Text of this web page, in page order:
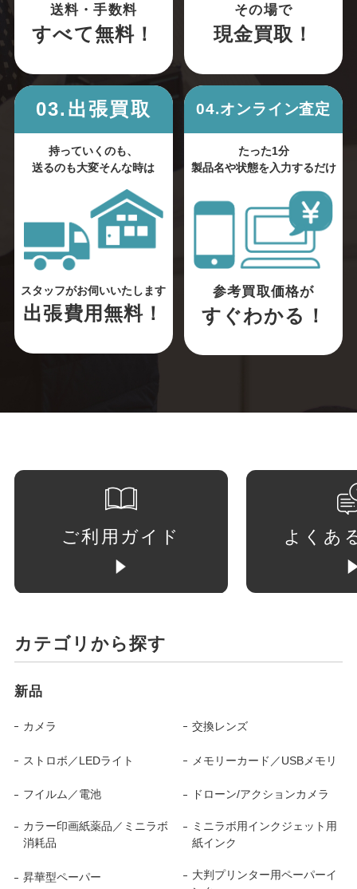
送料・手数料
すべて無料！
その場で
現金買取！
03.出張買取
持っていくのも、
送るのも大変そんな時は
スタッフがお伺いいたします
出張費用無料！
04.オンライン査定
たった1分
製品名や状態を入力するだけ
参考買取価格が
すぐわかる！
ご利用ガイド よくあ
カテゴリから探す
新品
カメラ 交換レンズ
ストロボ／LEDライト メモリーカード／USBメモリ
フイルム／電池 ドローン/アクションカメラ
カラー印画紙薬品／ミニラボ
消耗品
ミニラボ用インクジェット用
紙インク
昇華型ペーパー
大判プリンター用ペーパーイ